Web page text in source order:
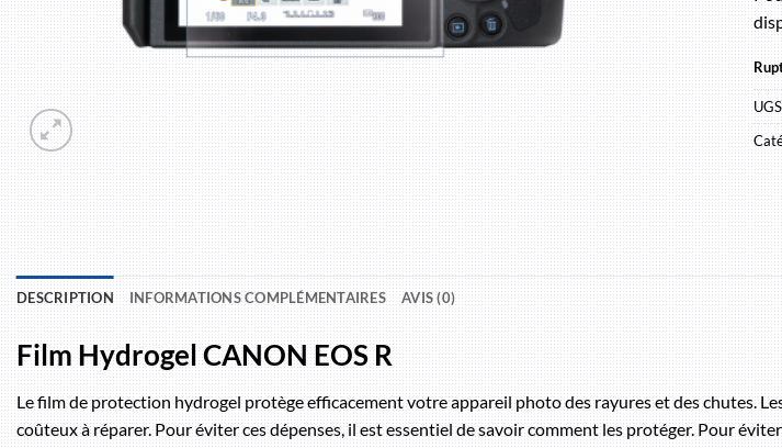
DESCRIPTION INFORMATIONS COMPLÉMENTAIRES AVIS (0)
Film Hydrogel CANON EOS R
Le film de protection hydrogel protège efficacement votre appareil photo des rayures et des chutes.
coûteux à réparer. Pour éviter ces dépenses, il est essentiel de savoir comment les protéger. Pour